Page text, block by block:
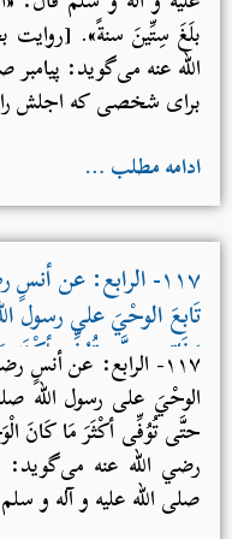
الله عنه می‌گوید: پیامبر
برای شخصی که اجلش را
ادامه مطلب …
۱۱۷- الرابع: عن
تَابعَ الوحْيَ على رسول
وَفَاتِه، حتَّى تُوُفِّى
۱۱۷- الرابع: عن أنسٍ
الوحْيَ على رسول الله
رضي الله عنه می‌گوید:
صلی الله علیه و آله و